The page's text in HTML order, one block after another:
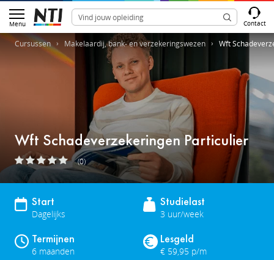
Menu Contact
Cursussen Makelaardij, bank- en verzekeringswezen Wft
Wft Schadeverzekeringen Particulier
(0)
Start
Dagelijks
Studielast
3 uur/week
Termijnen
6 maanden
Lesgeld
€ 59,95 p/m